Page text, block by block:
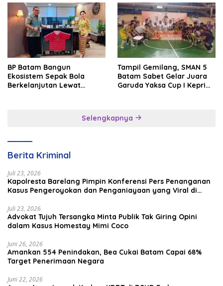
BP Batam Bangun
Ekosistem Sepak Bola
Berkelanjutan Lewat
Tampil Gemilang, SMAN 5
Batam Sabet Gelar Juara
Garuda Yaksa Cup I Kepri
Selengkapnya
Berita Kriminal
Juli 23, 2026
Kapolresta Barelang Pimpin Konferensi Pers Penanganan
Kasus Pengeroyokan dan Penganiayaan yang Viral di
Juli 23, 2026
Advokat Tujuh Tersangka Minta Publik Tak Giring Opini
dalam Kasus Homestay Mimi Coco
Juni 26, 2026
Amankan 554 Penindakan, Bea Cukai Batam Capai 68%
Target Penerimaan Negara
Juni 22, 2026